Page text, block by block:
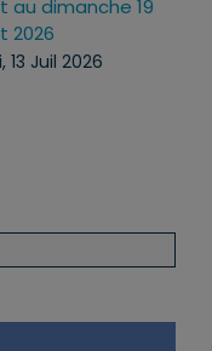
pour
des
l’ordre